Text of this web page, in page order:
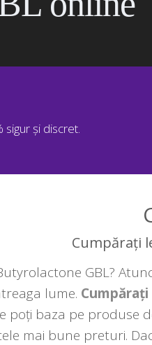
și discret.
Cumpărați
GBL?
lume. Cumpărați
poți baza pe
mai bune preturi.